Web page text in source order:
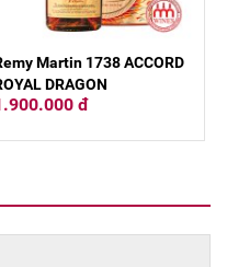
Martin 1738 ACCORD
DRAGON
đ